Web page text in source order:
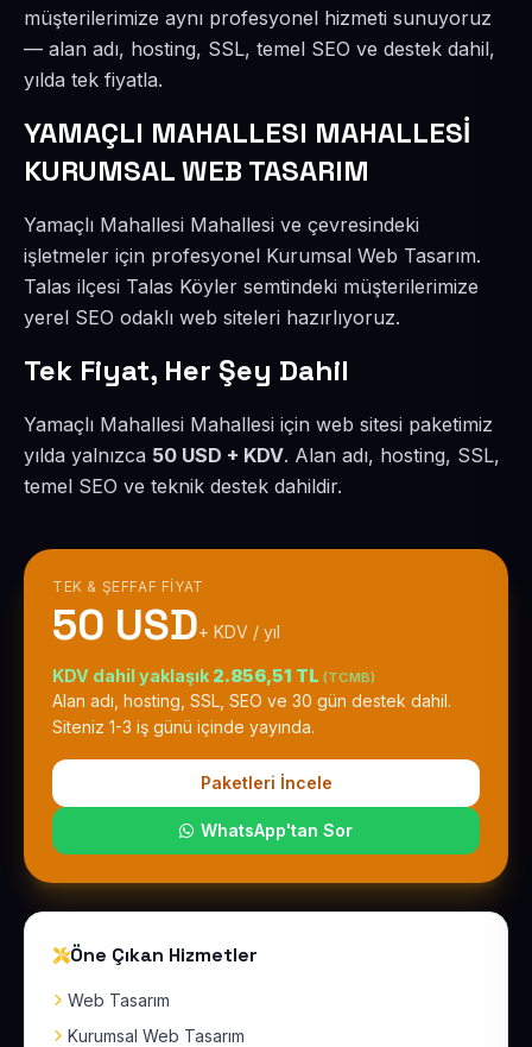
müşterilerimize aynı profesyonel hizmeti sunuyoruz
— alan adı, hosting, SSL, temel SEO ve destek dahil,
yılda tek fiyatla.
YAMAÇLI MAHALLESI MAHALLESİ
KURUMSAL WEB TASARIM
Yamaçlı Mahallesi Mahallesi ve çevresindeki
işletmeler için profesyonel Kurumsal Web Tasarım.
Talas ilçesi Talas Köyler semtindeki müşterilerimize
yerel SEO odaklı web siteleri hazırlıyoruz.
Tek Fiyat, Her Şey Dahil
Yamaçlı Mahallesi Mahallesi için web sitesi paketimiz
yılda yalnızca 50 USD + KDV. Alan adı, hosting, SSL,
temel SEO ve teknik destek dahildir.
TEK & ŞEFFAF FIYAT
50 USD+ KDV / yıl
KDV dahil yaklaşık 2.856,51 TL (TCMB)
Alan adı, hosting, SSL, SEO ve 30 gün destek dahil.
Siteniz 1-3 iş günü içinde yayında.
Paketleri İncele
WhatsApp'tan Sor
Öne Çıkan Hizmetler
Web Tasarım
Kurumsal Web Tasarım